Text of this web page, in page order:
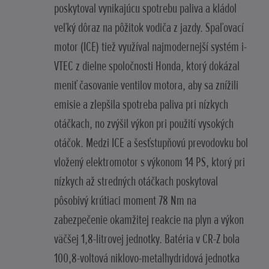
poskytoval vynikajúcu spotrebu paliva a kládol
veľký dôraz na pôžitok vodiča z jazdy. Spaľovací
motor (ICE) tiež využíval najmodernejší systém i-
VTEC z dielne spoločnosti Honda, ktorý dokázal
meniť časovanie ventilov motora, aby sa znížili
emisie a zlepšila spotreba paliva pri nízkych
otáčkach, no zvýšil výkon pri použití vysokých
otáčok. Medzi ICE a šesťstupňovú prevodovku bol
vložený elektromotor s výkonom 14 PS, ktorý pri
nízkych až stredných otáčkach poskytoval
pôsobivý krútiaci moment 78 Nm na
zabezpečenie okamžitej reakcie na plyn a výkon
väčšej 1,8-litrovej jednotky. Batéria v CR-Z bola
100,8-voltová niklovo-metalhydridová jednotka